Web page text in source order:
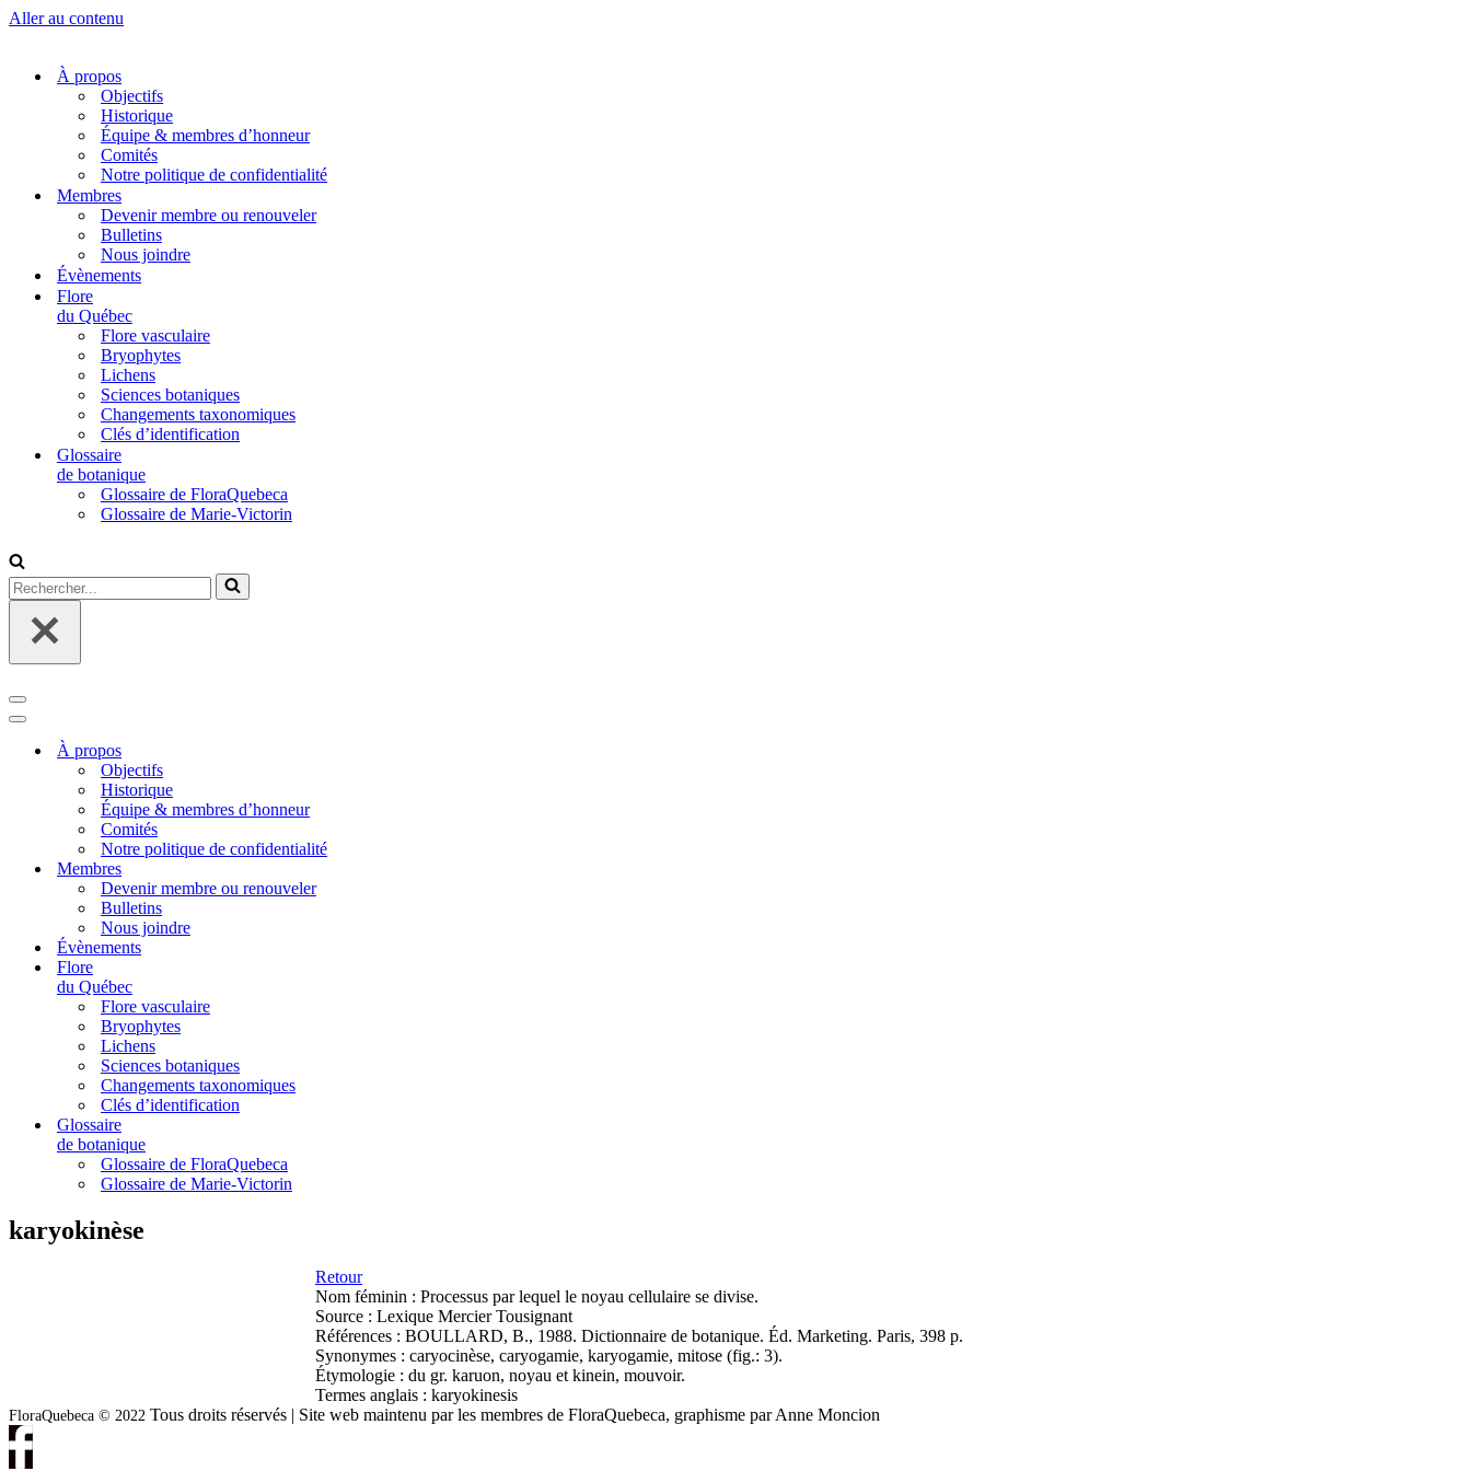
Aller au contenu
À propos
Objectifs
Historique
Équipe & membres d’honneur
Comités
Notre politique de confidentialité
Membres
Devenir membre ou renouveler
Bulletins
Nous joindre
Évènements
Flore
du Québec
Flore vasculaire
Bryophytes
Lichens
Sciences botaniques
Changements taxonomiques
Clés d’identification
Glossaire
de botanique
Glossaire de FloraQuebeca
Glossaire de Marie-Victorin
Rechercher...
Menu
de
navigation
Menu
navigationÀ propos
Objectifs
Historique
Équipe & membres d’honneur
Comités
Notre politique de confidentialité
Membres
Devenir membre ou renouveler
Bulletins
Nous joindre
Évènements
Flore
du Québec
Flore vasculaire
Bryophytes
Lichens
Sciences botaniques
Changements taxonomiques
Clés d’identification
Glossaire
de botanique
Glossaire de FloraQuebeca
Glossaire de Marie-Victorin
karyokinèse
Retour
Nom féminin : Processus par lequel le noyau cellulaire se divise.
Source : Lexique Mercier Tousignant
Références : BOULLARD, B., 1988. Dictionnaire de botanique. Éd. Marketing. Paris, 398 p.
Synonymes : caryocinèse, caryogamie, karyogamie, mitose (fig.: 3).
Étymologie : du gr. karuon, noyau et kinein, mouvoir.
Termes anglais : karyokinesis
FloraQuebeca © 2022 Tous droits réservés | Site web maintenu par les membres de FloraQuebeca, graphisme par Anne Moncion